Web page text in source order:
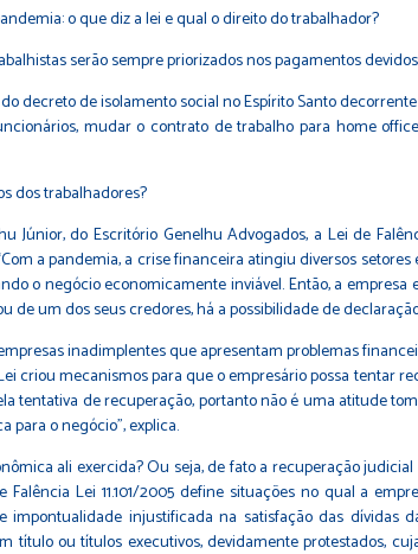
serão sempre priorizados nos pagamentos
decreto de isolamento social no Espírito Santo
mudar o contrato de trabalho para home
dos trabalhadores?
Júnior, do Escritório Genelhu Advogados, a Lei de
a pandemia, a crise financeira atingiu diversos
o negócio economicamente inviável. Então, a
de um dos seus credores, há a possibilidade de
inadimplentes que apresentam problemas
criou mecanismos para que o empresário possa
tentativa de recuperação, portanto não é uma atitude
para o negócio”, explica.
ali exercida? Ou seja, de fato a recuperação
Lei 11.101/2005 define situações no qual a
impontualidade injustificada na satisfação das
título ou títulos executivos, devidamente protestados,